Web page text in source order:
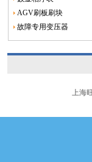
AGV刷板刷块
故障专用变压器
上海